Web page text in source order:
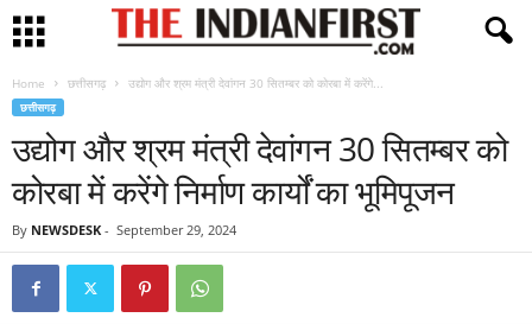
Home छत्तीसगढ़ उद्योग और श्रम मंत्री देवांगन 30 सितम्बर को कोरबा में करेंगे...
छत्तीसगढ़
उद्योग और श्रम मंत्री देवांगन 30 सितम्बर को
कोरबा में करेंगे निर्माण कार्यों का भूमिपूजन
By NEWSDESK - September 29, 2024